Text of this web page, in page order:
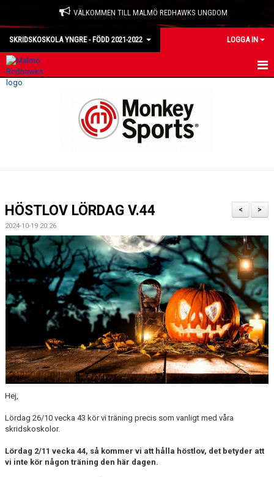
VÄLKOMMEN TILL MALMÖ REDHAWKS UNGDOM
SKRIDSKOSKOLA YNGRE - FÖDD 2021-2022 LOGGA IN
HEM
BILDGALLERI
DOKUMENT
KONTAKT
>
<
HÖSTLOV LÖRDAG V.44
2024-10-19 20:26
Hej,
Lördag 26/10 vecka 43 kör vi träning precis som vanligt med våra
skridskoskolor.
Lördag 2/11 vecka 44, så kommer vi att hålla höstlov, det betyder att
vi inte kör någon träning den här dagen.